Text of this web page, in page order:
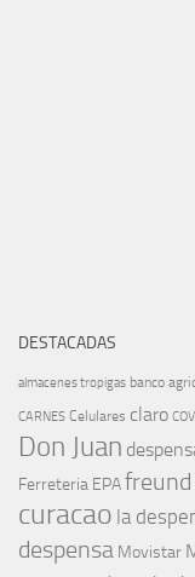
DESTACADAS
almacenes tropigas banco
CARNES Celulares claro
Don Juan
Ferreteria EPAfreund
curacao la
despensa Movistar